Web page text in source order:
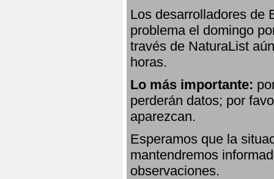
Los desarrolladores de
problema el domingo
través de NaturaList
horas.
Lo más importante:
perderán datos; por
aparezcan.
Esperamos que la
mantendremos
observaciones.